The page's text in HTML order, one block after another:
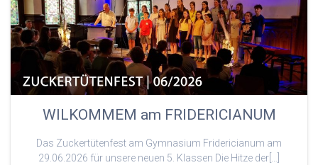
WILKOMMEM am FRIDERICIANUM
Das Zuckertütenfest am Gymnasium Fridericianum am
29.06.2026 für unsere neuen 5. Klassen Die Hitze der[…]